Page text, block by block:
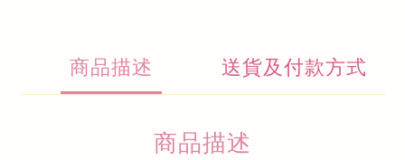
商品描述 送貨及付款方式
商品描述